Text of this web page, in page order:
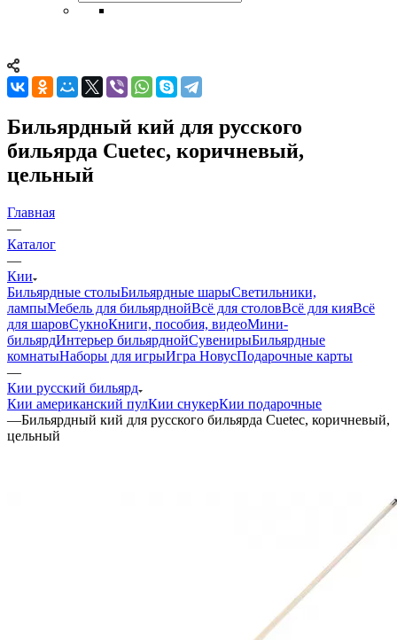
Бильярдный кий для русского
бильярда Cuetec, коричневый,
цельный
Главная
—
Каталог
—
Кии
Бильярдные столыБильярдные шарыСветильники,
лампыМебель для бильярднойВсё для столовВсё для кияВсё
для шаровСукноКниги, пособия, видеоМини-
бильярдИнтерьер бильярднойСувенирыБильярдные
комнатыНаборы для игрыИгра НовусПодарочные карты
—
Кии русский бильярд
Кии американский пулКии снукерКии подарочные
—Бильярдный кий для русского бильярда Cuetec, коричневый,
цельный